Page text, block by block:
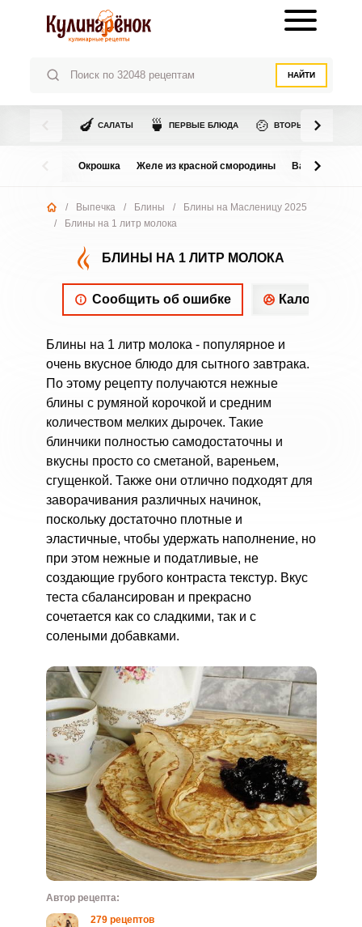
НАЙТИ
🍆 САЛАТЫ 🍵 ПЕРВЫЕ БЛЮДА 🍲 ВТОРЫЕ БЛЮДА
Окрошка Желе из красной смородины Варенье из
/ Выпечка / Блины /
Блины на Масленицу 2025
/
Блины на 1 литр молока
БЛИНЫ НА 1 ЛИТР МОЛОКА
Сообщить об ошибке
Блины на 1 литр молока - популярное и
очень вкусное блюдо для сытного завтрака.
По этому рецепту получаются нежные
блины с румяной корочкой и средним
количеством мелких дырочек. Такие
блинчики полностью самодостаточны и
вкусны просто со сметаной, вареньем,
сгущенкой. Также они отлично подходят для
заворачивания различных начинок,
поскольку достаточно плотные и
эластичные, чтобы удержать наполнение, но
при этом нежные и податливые, не
создающие грубого контраста текстур. Вкус
теста сбалансирован и прекрасно
сочетается как со сладкими, так и с
солеными добавками.
Автор рецепта:
279 рецептов